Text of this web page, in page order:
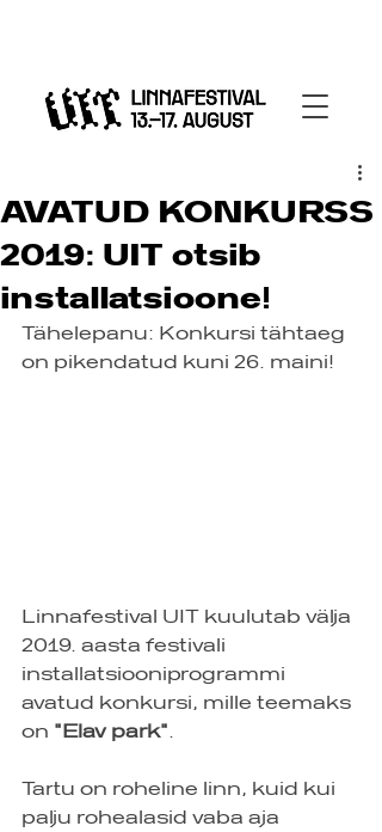
AVATUD KONKURSS
2019: UIT otsib
installatsioone!
Tähelepanu: Konkursi tähtaeg
on pikendatud kuni 26. maini!
Linnafestival UIT kuulutab välja
2019. aasta festivali
installatsiooniprogrammi
avatud konkursi, mille teemaks
on "Elav park"
Tartu on roheline linn, kuid kui
palju rohealasid vaba aja